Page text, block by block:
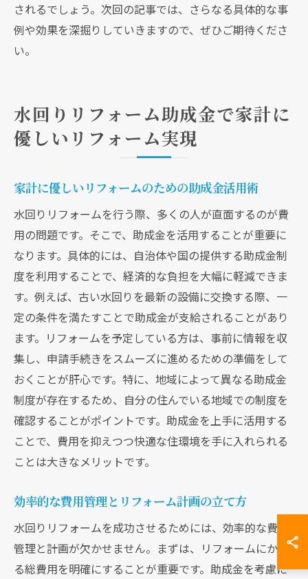
されるでしょう。次回の記事では、さらなる具体的な事
例や効果を深掘りしていきますので、ぜひご期待くださ
い。
水回りリフォーム助成金で家計に
優しいリフォーム実現
家計に優しいリフォームのための助成金活用術
水回りリフォームを行う際、多くの人が直面するのが費
用の問題です。そこで、助成金を活用することが重要に
なります。具体的には、自治体や国の提供する助成金制
度を利用することで、経済的な負担を大幅に軽減できま
す。例えば、古い水回りを最新の設備に交換する際、一
定の条件を満たすことで助成金が支給されることがあり
ます。リフォームを予定している方は、事前に情報を収
集し、申請手続きをスムーズに進めるための準備をして
おくことが肝心です。特に、地域によって異なる助成金
制度が存在するため、自分の住んでいる地域での制度を
確認することがポイントです。助成金を上手に活用する
ことで、費用を抑えつつ快適な住環境を手に入れられる
ことは大きなメリットです。
効率的な費用管理とリフォーム計画の立て方
水回りリフォームを成功させるためには、効率的な費用
管理と計画が欠かせません。まずは、リフォームにかか
る総費用を明確にすることが重要です。助成金を考慮に